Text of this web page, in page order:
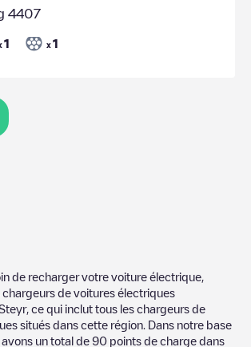
4407
1 x 1
de recharger votre voiture électrique,
chargeurs de voitures électriques
Steyr, ce qui inclut tous les chargeurs de
situés dans cette région. Dans notre base
un total de 90 points de charge dans